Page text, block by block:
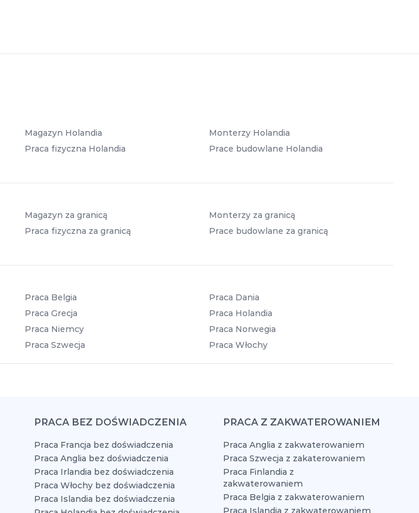
Magazyn Holandia
Monterzy Holandia
Praca fizyczna Holandia
Prace budowlane Holandia
Magazyn za granicą
Monterzy za granicą
Praca fizyczna za granicą
Prace budowlane za granicą
Praca Belgia
Praca Dania
Praca Grecja
Praca Holandia
Praca Niemcy
Praca Norwegia
Praca Szwecja Praca Włochy
PRACA BEZ DOŚWIADCZENIA
Praca Francja bez doświadczenia
Praca Anglia bez doświadczenia
Praca Irlandia bez doświadczenia
Praca Włochy bez doświadczenia
Praca Islandia bez doświadczenia
PRACA Z ZAKWATEROWANIEM
Praca Anglia z zakwaterowaniem
Praca Szwecja z zakaterowaniem
Praca Finlandia z
zakwaterowaniem
Praca Belgia z zakwaterowaniem
Praca Islandia z zakwaterowaniem